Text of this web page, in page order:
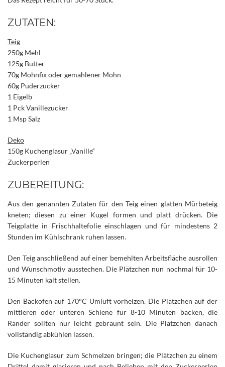
ZUTATEN:
Teig
250g Mehl
125g Butter
70g Mohnfix oder gemahlener Mohn
60g Puderzucker
1 Eigelb
1 Pck Vanillezucker
1 Msp Salz
Deko
150g Kuchenglasur „Vanille“
Zuckerperlen
ZUBEREITUNG:
Aus den genannten Zutaten für den Teig einen glatten Mürbeteig
kneten; diesen zu einer Kugel formen und platt drücken. Die
Teigplatte in Frischhaltefolie einschlagen und für mindestens 2
Stunden im Kühlschrank ruhen lassen.
Den Teig anschließend auf einer bemehlten Arbeitsfläche ausrollen
und Wunschmotiv ausstechen. Die Plätzchen nun nochmal für 10-
15 Minuten kalt stellen.
Den Backofen auf 170°C Umluft vorheizen. Die Plätzchen auf der
mittleren oder unteren Schiene für 8-10 Minuten backen, die
Ränder sollten nur leicht gebräunt sein. Die Plätzchen danach
vollständig abkühlen lassen.
Die Kuchenglasur zum Schmelzen bringen; die Plätzchen zu einem